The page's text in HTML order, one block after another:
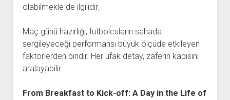
olabilmekle de ilgilidir.
Maç günü hazırlığı, futbolcuların sahada
sergileyeceği performansı büyük ölçüde etkileyen
faktörlerden biridir. Her ufak detay, zaferin kapısını
aralayabilir.
From Breakfast to Kick-off: A Day in the Life of